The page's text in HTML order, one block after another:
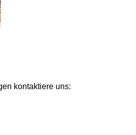
kontaktiere uns: